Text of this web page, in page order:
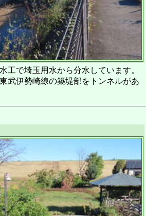
工で埼玉用水から分水しています。
武伊勢崎線の築堤部をトンネルがあ